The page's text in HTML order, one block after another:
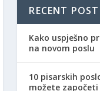
RECENT
Kako uspješno
na novom poslu
10 pisarskih
možete